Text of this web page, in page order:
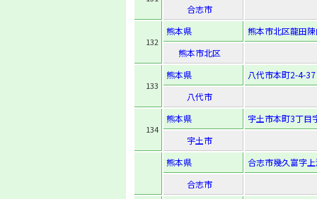
合志市
132
熊本県
熊本市北区龍田
熊本市北区
133
熊本県
八代市本町2-4-37
八代市
134
熊本県
宇土市本町3丁目
宇土市
熊本県
合志市幾久富字
合志市